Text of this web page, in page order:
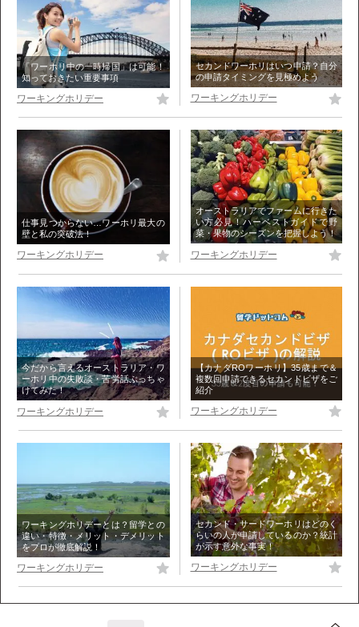
「ワーホリ中の一時帰国」は可能！
知っておきたい重要事項
ワーキングホリデー
セカンドワーホリはいつ申請？自分
の申請タイミングを見極めよう
ワーキングホリデー
仕事見つからない…ワーホリ最大の
壁と私の突破法！
ワーキングホリデー
オーストラリアでファームに行きた
い方必見！ハーベストガイドで野
菜・果物のシーズンを把握しよう！
ワーキングホリデー
今だから言えるオーストラリア・ワ
ーホリ中の失敗談・苦労話ぶっちゃ
けてみた！
ワーキングホリデー
【カナダROワーホリ】35歳まで＆
複数回申請できるセカンドビザをご
紹介
ワーキングホリデー
ワーキングホリデーとは？留学との
違い・特徴・メリット・デメリット
をプロが徹底解説！
ワーキングホリデー
セカンド・サードワーホリはどのく
らいの人が申請しているのか？統計
が示す意外な事実！
ワーキングホリデー